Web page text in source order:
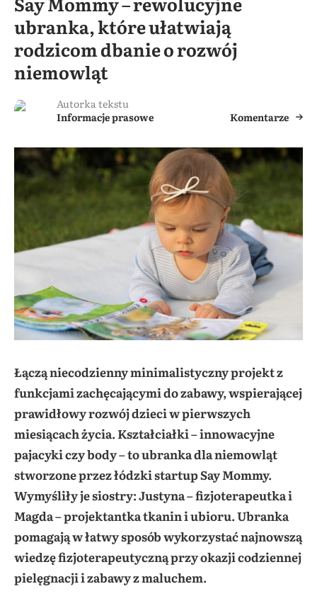
ubranka, które ułatwiają
rodzicom dbanie o rozwój
niemowląt
Autorka tekstu
Informacje prasowe
Komentarze
Łączą niecodzienny minimalistyczny projekt z
funkcjami zachęcającymi do zabawy, wspierającej
prawidłowy rozwój dzieci w pierwszych
miesiącach życia. Kształciałki – innowacyjne
pajacyki czy body – to ubranka dla niemowląt
stworzone przez łódzki startup Say Mommy.
Wymyśliły je siostry: Justyna – fizjoterapeutka i
Magda – projektantka tkanin i ubioru. Ubranka
pomagają w łatwy sposób wykorzystać najnowszą
wiedzę fizjoterapeutyczną przy okazji codziennej
pielęgnacji i zabawy z maluchem.